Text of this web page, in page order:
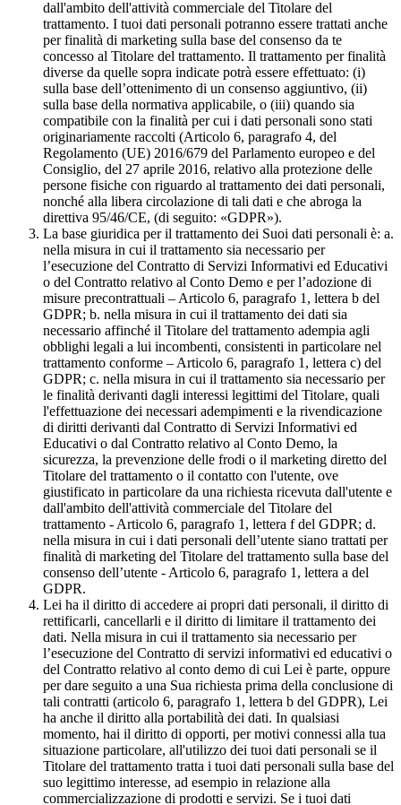
dall'ambito dell'attività commerciale del Titolare del
trattamento. I tuoi dati personali potranno essere trattati anche
per finalità di marketing sulla base del consenso da te
concesso al Titolare del trattamento. Il trattamento per finalità
diverse da quelle sopra indicate potrà essere effettuato: (i)
sulla base dell’ottenimento di un consenso aggiuntivo, (ii)
sulla base della normativa applicabile, o (iii) quando sia
compatibile con la finalità per cui i dati personali sono stati
originariamente raccolti (Articolo 6, paragrafo 4, del
Regolamento (UE) 2016/679 del Parlamento europeo e del
Consiglio, del 27 aprile 2016, relativo alla protezione delle
persone fisiche con riguardo al trattamento dei dati personali,
nonché alla libera circolazione di tali dati e che abroga la
direttiva 95/46/CE, (di seguito: «GDPR»).
La base giuridica per il trattamento dei Suoi dati personali è: a.
nella misura in cui il trattamento sia necessario per
l’esecuzione del Contratto di Servizi Informativi ed Educativi
o del Contratto relativo al Conto Demo e per l’adozione di
misure precontrattuali – Articolo 6, paragrafo 1, lettera b del
GDPR; b. nella misura in cui il trattamento dei dati sia
necessario affinché il Titolare del trattamento adempia agli
obblighi legali a lui incombenti, consistenti in particolare nel
trattamento conforme – Articolo 6, paragrafo 1, lettera c) del
GDPR; c. nella misura in cui il trattamento sia necessario per
le finalità derivanti dagli interessi legittimi del Titolare, quali
l'effettuazione dei necessari adempimenti e la rivendicazione
di diritti derivanti dal Contratto di Servizi Informativi ed
Educativi o dal Contratto relativo al Conto Demo, la
sicurezza, la prevenzione delle frodi o il marketing diretto del
Titolare del trattamento o il contatto con l'utente, ove
giustificato in particolare da una richiesta ricevuta dall'utente e
dall'ambito dell'attività commerciale del Titolare del
trattamento - Articolo 6, paragrafo 1, lettera f del GDPR; d.
nella misura in cui i dati personali dell’utente siano trattati per
finalità di marketing del Titolare del trattamento sulla base del
consenso dell’utente - Articolo 6, paragrafo 1, lettera a del
GDPR.
Lei ha il diritto di accedere ai propri dati personali, il diritto di
rettificarli, cancellarli e il diritto di limitare il trattamento dei
dati. Nella misura in cui il trattamento sia necessario per
l’esecuzione del Contratto di servizi informativi ed educativi o
del Contratto relativo al conto demo di cui Lei è parte, oppure
per dare seguito a una Sua richiesta prima della conclusione di
tali contratti (articolo 6, paragrafo 1, lettera b del GDPR), Lei
ha anche il diritto alla portabilità dei dati. In qualsiasi
momento, hai il diritto di opporti, per motivi connessi alla tua
situazione particolare, all'utilizzo dei tuoi dati personali se il
Titolare del trattamento tratta i tuoi dati personali sulla base del
suo legittimo interesse, ad esempio in relazione alla
commercializzazione di prodotti e servizi. Se i tuoi dati